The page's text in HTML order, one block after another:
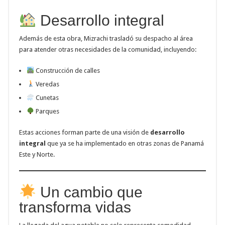
Desarrollo integral
Además de esta obra, Mizrachi trasladó su despacho al área
para atender otras necesidades de la comunidad, incluyendo:
Construcción de calles
Veredas
Cunetas
Parques
Estas acciones forman parte de una visión de desarrollo
integral que ya se ha implementado en otras zonas de Panamá
Este y Norte.
Un cambio que
transforma vidas